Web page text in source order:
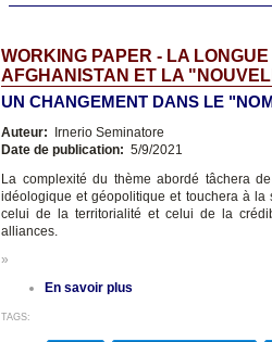
WORKING PAPER - LA
AFGHANISTAN ET LA
UN CHANGEMENT DANS LE
Auteur:
Irnerio Seminatore
Date de publication: 5/9/2021
La complexité du thème abordé tâchera
idéologique et géopolitique et touchera à la
celui de la territorialité et celui de la
alliances.
»
En savoir plus
TAGS: